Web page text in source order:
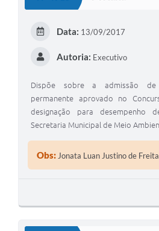
Data: 13/09/2017
Autoria: Executivo
Dispõe sobre a admissão de
permanente aprovado no
designação para desempenho
Secretaria Municipal de Meio
Obs: Jonata Luan Justino de